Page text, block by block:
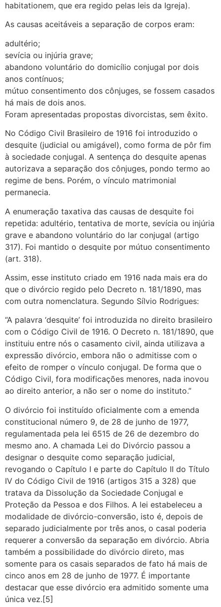
habitationem, que era regido pelas leis da Igreja).
As causas aceitáveis a separação de corpos eram:
adultério;
sevícia ou injúria grave;
abandono voluntário do domicílio conjugal por dois
anos contínuos;
mútuo consentimento dos cônjuges, se fossem casados
há mais de dois anos.
Foram apresentadas propostas divorcistas, sem êxito.
No Código Civil Brasileiro de 1916 foi introduzido o
desquite (judicial ou amigável), como forma de pôr fim
à sociedade conjugal. A sentença do desquite apenas
autorizava a separação dos cônjuges, pondo termo ao
regime de bens. Porém, o vínculo matrimonial
permanecia.
A enumeração taxativa das causas de desquite foi
repetida: adultério, tentativa de morte, sevícia ou injúria
grave e abandono voluntário do lar conjugal (artigo
317). Foi mantido o desquite por mútuo consentimento
(art. 318).
Assim, esse instituto criado em 1916 nada mais era do
que o divórcio regido pelo Decreto n. 181/1890, mas
com outra nomenclatura. Segundo Sílvio Rodrigues:
“A palavra ‘desquite’ foi introduzida no direito brasileiro
com o Código Civil de 1916. O Decreto n. 181/1890, que
instituiu entre nós o casamento civil, ainda utilizava a
expressão divórcio, embora não o admitisse com o
efeito de romper o vínculo conjugal. De forma que o
Código Civil, fora modificações menores, nada inovou
ao direito anterior, a não ser o nome do instituto.”
O divórcio foi instituído oficialmente com a emenda
constitucional número 9, de 28 de junho de 1977,
regulamentada pela lei 6515 de 26 de dezembro do
mesmo ano. A chamada Lei do Divórcio passou a
designar o desquite como separação judicial,
revogando o Capítulo I e parte do Capítulo II do Título
IV do Código Civil de 1916 (artigos 315 a 328) que
tratava da Dissolução da Sociedade Conjugal e
Proteção da Pessoa e dos Filhos. A lei estabeleceu a
modalidade de divórcio-conversão, isto é, depois de
separado judicialmente por três anos, o casal poderia
requerer a conversão da separação em divórcio. Abria
também a possibilidade do divórcio direto, mas
somente para os casais separados de fato há mais de
cinco anos em 28 de junho de 1977. É importante
destacar que esse divórcio era admitido somente uma
única vez.[5]